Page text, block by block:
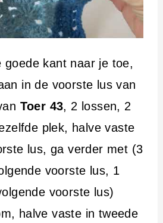
goede kant naar je toe,
in de voorste lus van
Toer 43, 2 lossen, 2
plek, halve vaste
lus, ga verder met (3
voorste lus, 1
voorste lus)
halve vaste in tweede